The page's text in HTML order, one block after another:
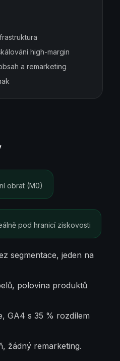
high-margin
a remarketing
obrat (M0)
pod hranicí ziskovosti
segmentace, jeden na
polovina produktů
GA4 s 35 % rozdílem
žádný remarketing.